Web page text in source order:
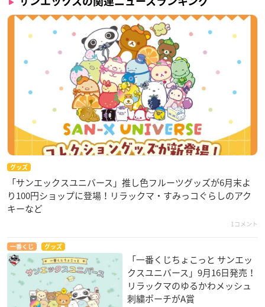
グッズ
「サンエックスユニバース」推し色フルーツグッズが6月末よ
り100円ショップに登場！リラックマ・すみっコぐらしのアク
キーなど
1コメント
一番くじ グッズ
「一番くじちょこっと サンエッ
クスユニバース」9月16日発売！
リラックマのゆるかわメッシュ
刺繍ポーチがA賞